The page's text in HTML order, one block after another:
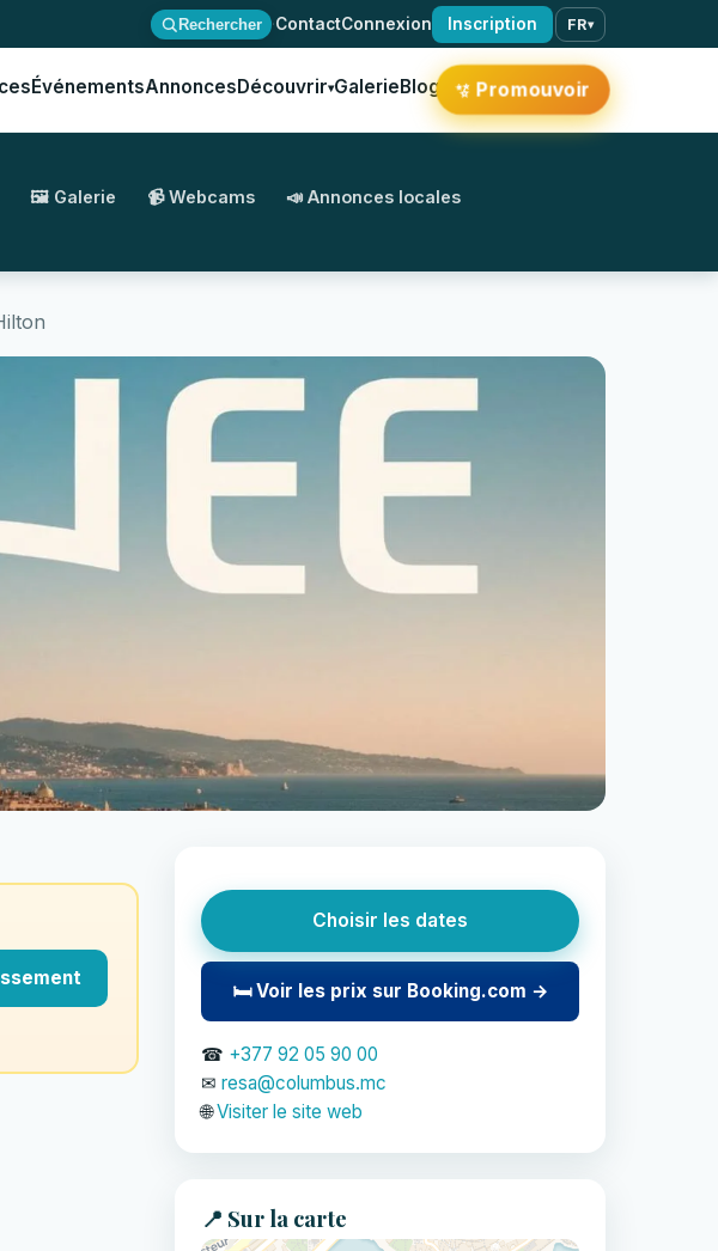
Rechercher ·ContactConnexion Inscription FR▾
ÉvénementsAnnoncesDécouvrir▾GalerieBlog ✨Promouvoir
🖼️ Galerie 📹 Webcams 📣 Annonces locales
Choisir les dates
🛏 Voir les prix sur Booking.com →
☎ +377 92 05 90 00
✉ resa@columbus.mc
🌐Visiter le site web
📍 Sur la carte